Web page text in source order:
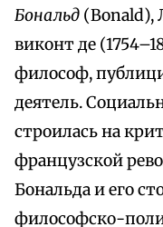
Бональд (Bonald),
виконт де
философ,
деятель.
строилась на
французской
Бональда и его
философско-